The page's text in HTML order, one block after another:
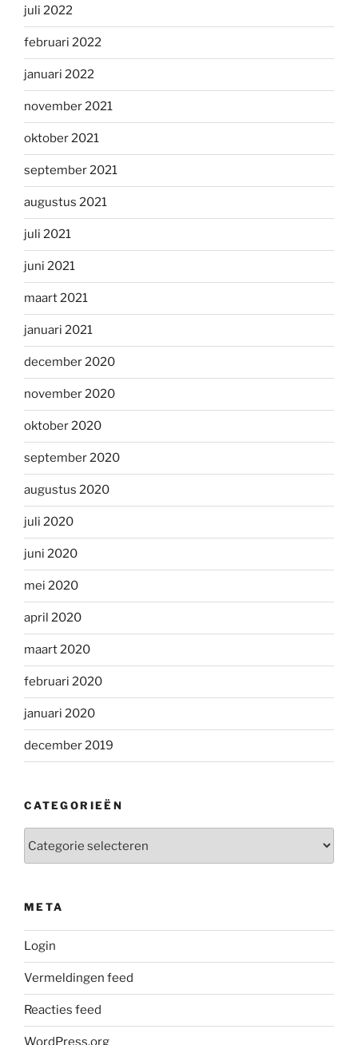
juli 2022
februari 2022
januari 2022
november 2021
oktober 2021
september 2021
augustus 2021
juli 2021
juni 2021
maart 2021
januari 2021
december 2020
november 2020
oktober 2020
september 2020
augustus 2020
juli 2020
juni 2020
mei 2020
april 2020
maart 2020
februari 2020
januari 2020
december 2019
CATEGORIEËN
META
Login
Vermeldingen feed
Reacties feed
WordPress.org